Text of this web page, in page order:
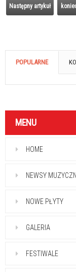
Następny artykuł
POPULARNE
MENU
HOME
NEWSY
NOWE PŁYTY
GALERIA
FESTIWALE